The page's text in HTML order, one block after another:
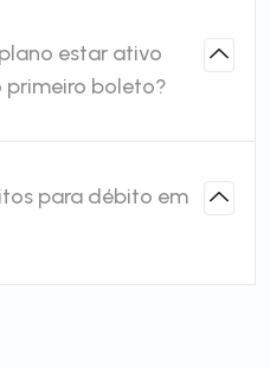
estar ativo
boleto?
para débito em